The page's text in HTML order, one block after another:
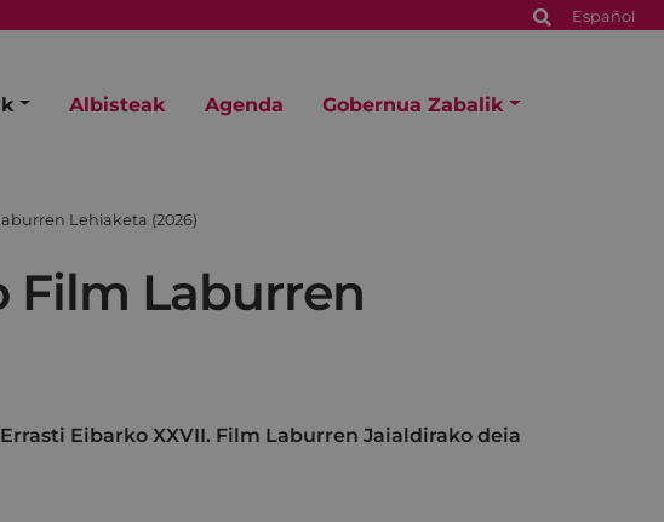
Español
Albisteak Agenda Gobernua Zabalik
Lehiaketa (2026)
Film Laburren
Eibarko XXVII. Film Laburren Jaialdirako deia